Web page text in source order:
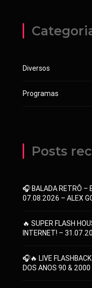
Diversos
Programas
Posts
🎧 BALADA RETRÔ –
07.08.2026 – ALEX
🔥 SUPER FLASH
INTERNET! –
🎧🔥 LIVE
DOS ANOS 90 &